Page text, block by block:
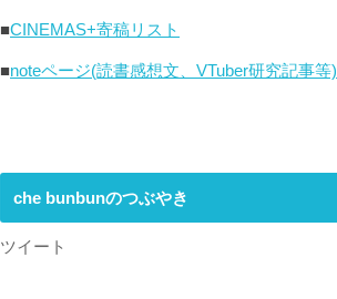
■CINEMAS+寄稿リスト
■noteページ(読書感想文、VTuber研究記事等)
che bunbunのつぶやき
ツイート